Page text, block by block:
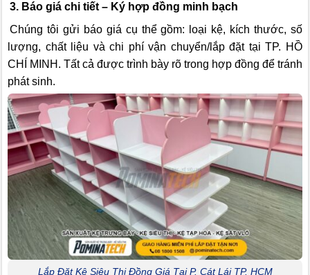
3. Báo giá chi tiết – Ký hợp đồng minh bạch
Chúng tôi gửi báo giá cụ thể gồm: loại kệ, kích thước, số
lượng, chất liệu và chi phí vận chuyển/lắp đặt tại TP. HỒ
CHÍ MINH. Tất cả được trình bày rõ trong hợp đồng để tránh
phát sinh.
Lắp Đặt Kệ Siêu Thị Đồng Giá Tại P. Cát Lái TP. HCM